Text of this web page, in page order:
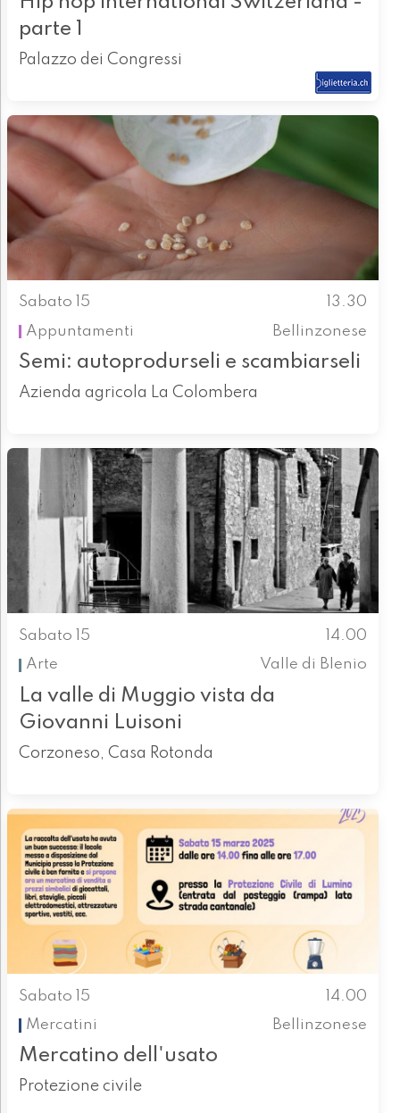
parte 1
Palazzo dei Congressi
Sabato 15
13.30
Appuntamenti
Bellinzonese
Semi: autoprodurseli e scambiarseli
Azienda agricola La Colombera
Sabato 15
14.00
Arte
Valle di Blenio
La valle di Muggio vista da
Giovanni Luisoni
Corzoneso, Casa Rotonda
Sabato 15
14.00
Mercatini
Bellinzonese
Mercatino dell'usato
Protezione civile